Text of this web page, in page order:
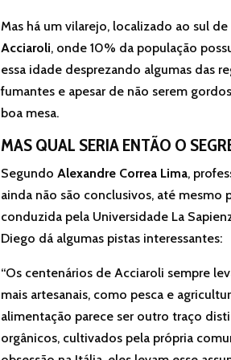
Mas há um vilarejo, localizado ao sul
Acciaroli, onde 10% da população
essa idade desprezando algumas das
fumantes e apesar de não serem
boa mesa.
MAS QUAL SERIA ENTÃO O
SegundoAlexandre Correa Lima,
ainda não são conclusivos, até mesmo
conduzida pela Universidade La
Diego dá algumas pistas interessantes:
“Os centenários de Acciaroli sempre
mais artesanais, como pesca e
alimentação parece ser outro traço
orgânicos, cultivados pela própria